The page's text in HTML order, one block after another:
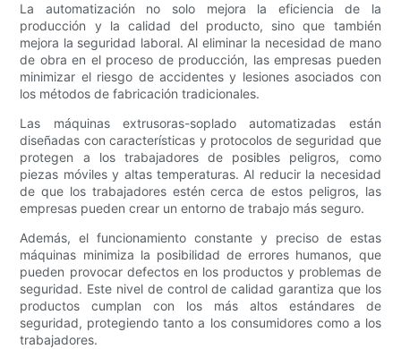
La automatización no solo mejora la eficiencia de la
producción y la calidad del producto, sino que también
mejora la seguridad laboral. Al eliminar la necesidad de mano
de obra en el proceso de producción, las empresas pueden
minimizar el riesgo de accidentes y lesiones asociados con
los métodos de fabricación tradicionales.
Las máquinas extrusoras-soplado automatizadas están
diseñadas con características y protocolos de seguridad que
protegen a los trabajadores de posibles peligros, como
piezas móviles y altas temperaturas. Al reducir la necesidad
de que los trabajadores estén cerca de estos peligros, las
empresas pueden crear un entorno de trabajo más seguro.
Además, el funcionamiento constante y preciso de estas
máquinas minimiza la posibilidad de errores humanos, que
pueden provocar defectos en los productos y problemas de
seguridad. Este nivel de control de calidad garantiza que los
productos cumplan con los más altos estándares de
seguridad, protegiendo tanto a los consumidores como a los
trabajadores.